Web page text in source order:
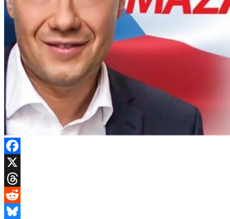
Facebook
X
Threads
Reddit